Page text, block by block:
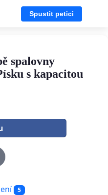
Spustit petici
spalovny
s kapacitou
5